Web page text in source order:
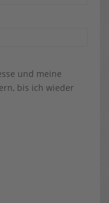
und meine
bis ich wieder